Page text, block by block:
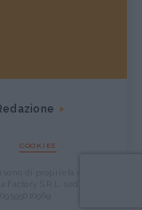
COOKIES